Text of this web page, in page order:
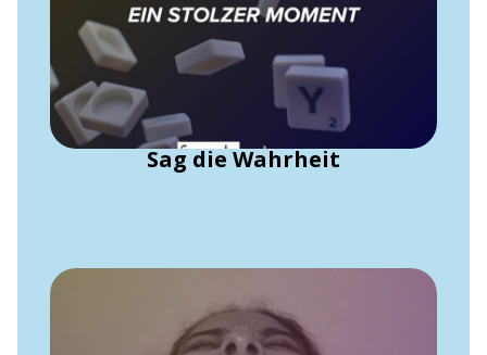
Sag die Wahrheit